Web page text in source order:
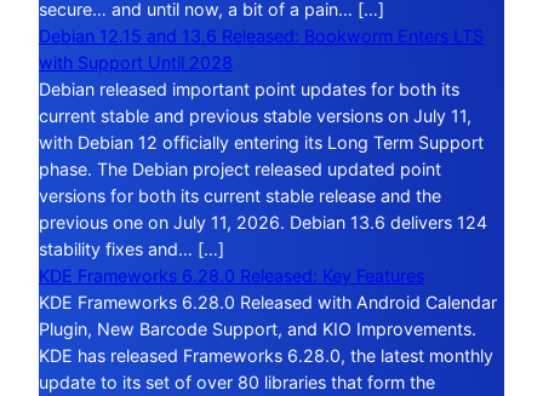
secure… and until now, a bit of a pain… […]
Debian 12.15 and 13.6 Released: Bookworm Enters LTS
with Support Until 2028
Debian released important point updates for both its
current stable and previous stable versions on July 11,
with Debian 12 officially entering its Long Term Support
phase. The Debian project released updated point
versions for both its current stable release and the
previous one on July 11, 2026. Debian 13.6 delivers 124
stability fixes and… […]
KDE Frameworks 6.28.0 Released: Key Features
KDE Frameworks 6.28.0 Released with Android Calendar
Plugin, New Barcode Support, and KIO Improvements.
KDE has released Frameworks 6.28.0, the latest monthly
update to its set of over 80 libraries that form the